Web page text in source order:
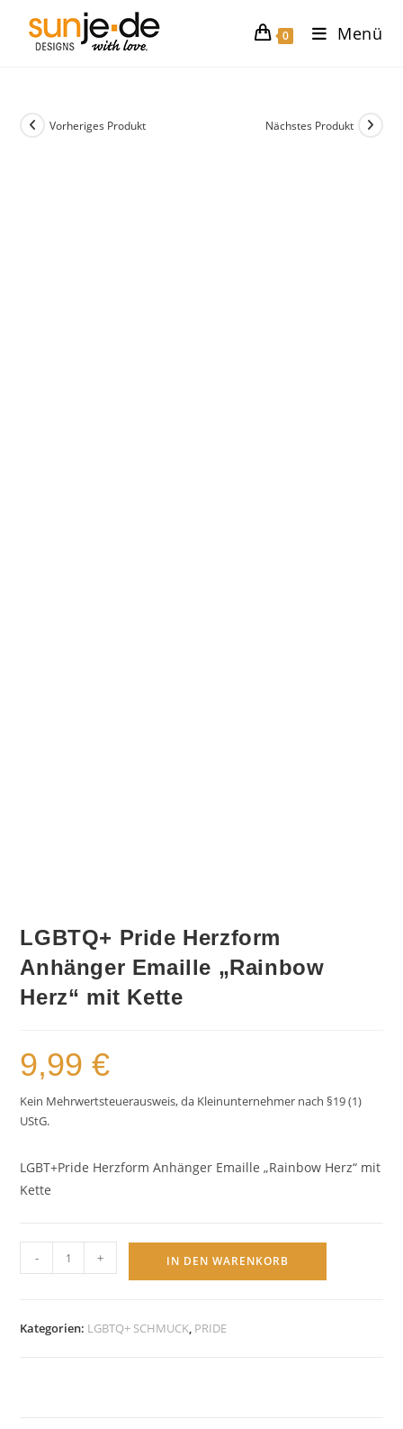
Inhalt
springen
0 Menü
Vorheriges Produkt Nächstes Produkt
LGBTQ+ Pride Herzform
Anhänger Emaille „Rainbow
Herz“ mit Kette
9,99€
Kein Mehrwertsteuerausweis, da Kleinunternehmer nach §19 (1)
UStG.
LGBT+Pride Herzform Anhänger Emaille „Rainbow Herz“ mit
Kette
LGBTQ+
Pride
Anhänger
- + IN DEN WARENKORB
Kategorien: LGBTQ+ SCHMUCK, PRIDE